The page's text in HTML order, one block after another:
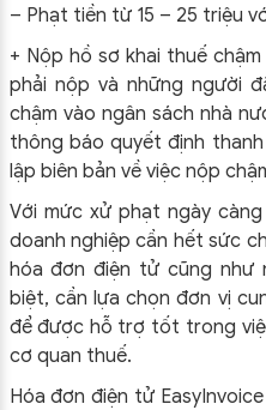
– Phạt tiền từ 15 – 25 triệu
+ Nộp hồ sơ khai thuế
phải nộp và những người
chậm vào ngân sách nhà
thông báo quyết định
lập biên bản về việc nộp
Với mức xử phạt ngày
doanh nghiệp cần hết sức
hóa đơn điện tử cũng như
biệt, cần lựa chọn đơn vị
để được hỗ trợ tốt trong
cơ quan thuế.
Hóa đơn điện tử